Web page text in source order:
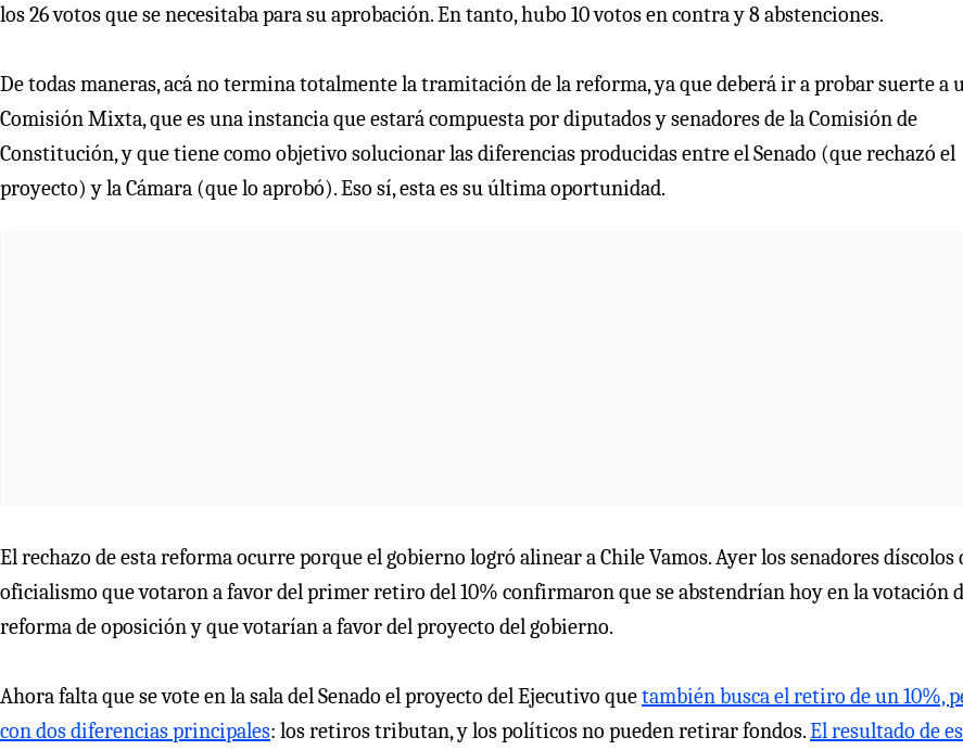
los 26 votos que se necesitaba para su aprobación. En tanto, hubo 10 votos en contra y 8 abstenciones.
De todas maneras, acá no termina totalmente la tramitación de la reforma, ya que deberá ir a probar suerte a
Comisión Mixta, que es una instancia que estará compuesta por diputados y senadores de la Comisión de
Constitución, y que tiene como objetivo solucionar las diferencias producidas entre el Senado (que rechazó el
proyecto) y la Cámara (que lo aprobó). Eso sí, esta es su última oportunidad.
El rechazo de esta reforma ocurre porque el gobierno logró alinear a Chile Vamos. Ayer los senadores díscolos
oficialismo que votaron a favor del primer retiro del 10% confirmaron que se abstendrían hoy en la votación
reforma de oposición y que votarían a favor del proyecto del gobierno.
Ahora falta que se vote en la sala del Senado el proyecto del Ejecutivo quetambién busca el retiro de un 10%,
con dos diferencias principales: los retiros tributan, y los políticos no pueden retirar fondos.El resultado de